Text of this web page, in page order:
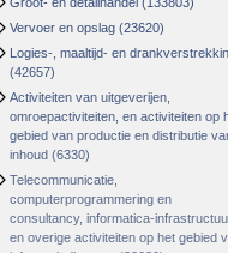
Vervoer en opslag (23620)
Logies-, maaltijd- en
(42657)
Activiteiten van uitgeverijen,
omroepactiviteiten, en activiteiten op
gebied van productie en distributie
inhoud (6330)
Telecommunicatie,
computerprogrammering en
consultancy, informatica-
en overige activiteiten op het gebied